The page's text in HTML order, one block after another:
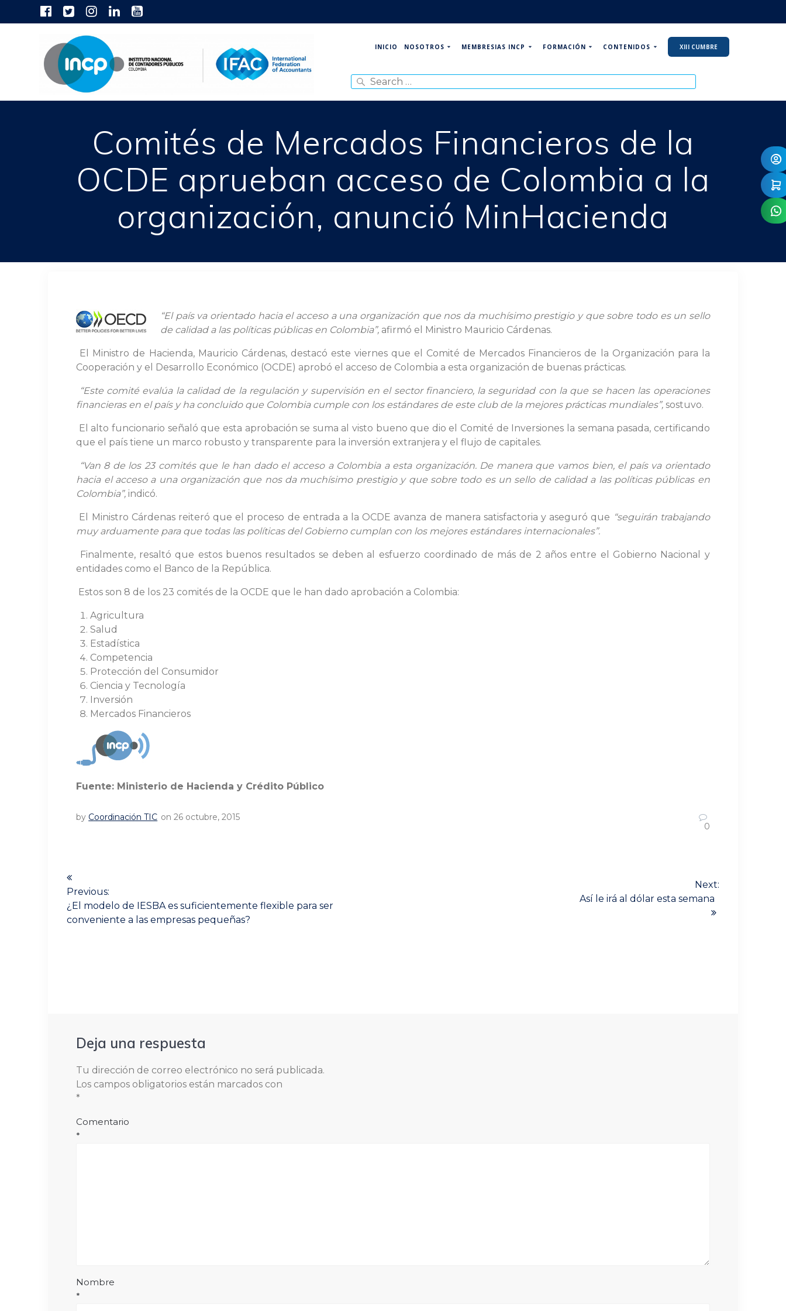
INICIO NOSOTROS MEMBRESIAS INCP FORMACIÓN CONTENIDOS XIII CUMBRE
for:
Comités de Mercados Financieros de la
OCDE aprueban acceso de Colombia a la
organización, anunció MinHacienda
“El país va orientado hacia el acceso a una organización que nos da muchísimo prestigio y que sobre todo es un sello
de calidad a las políticas públicas en Colombia”, afirmó el Ministro Mauricio Cárdenas.
El Ministro de Hacienda, Mauricio Cárdenas, destacó este viernes que el Comité de Mercados Financieros de la Organización para la
Cooperación y el Desarrollo Económico (OCDE) aprobó el acceso de Colombia a esta organización de buenas prácticas.
“Este comité evalúa la calidad de la regulación y supervisión en el sector financiero, la seguridad con la que se hacen las operaciones
financieras en el país y ha concluido que Colombia cumple con los estándares de este club de la mejores prácticas mundiales”, sostuvo.
El alto funcionario señaló que esta aprobación se suma al visto bueno que dio el Comité de Inversiones la semana pasada, certificando
que el país tiene un marco robusto y transparente para la inversión extranjera y el flujo de capitales.
“Van 8 de los 23 comités que le han dado el acceso a Colombia a esta organización. De manera que vamos bien, el país va orientado
hacia el acceso a una organización que nos da muchísimo prestigio y que sobre todo es un sello de calidad a las políticas públicas en
Colombia”, indicó.
El Ministro Cárdenas reiteró que el proceso de entrada a la OCDE avanza de manera satisfactoria y aseguró que “seguirán trabajando
muy arduamente para que todas las políticas del Gobierno cumplan con los mejores estándares internacionales”.
Finalmente, resaltó que estos buenos resultados se deben al esfuerzo coordinado de más de 2 años entre el Gobierno Nacional y
entidades como el Banco de la República.
Estos son 8 de los 23 comités de la OCDE que le han dado aprobación a Colombia:
Agricultura
Salud
Estadística
Competencia
Protección del Consumidor
Ciencia y Tecnología
Inversión
Mercados Financieros
Fuente: Ministerio de Hacienda y Crédito Público
by Coordinación TIC on 26 octubre, 2015
0
Navegación
de
entradas
Previous:
Previous
post:
¿El modelo de IESBA es suficientemente flexible para ser
conveniente a las empresas pequeñas?
Next:
Así le irá al dólar esta semana
Deja una respuesta
Tu dirección de correo electrónico no será publicada.
Los campos obligatorios están marcados con
*
Comentario
*
Nombre
*